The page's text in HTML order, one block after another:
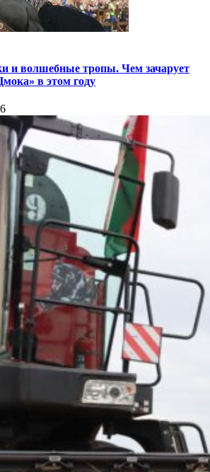
и волшебные тропы. Чем зачарует
в этом году